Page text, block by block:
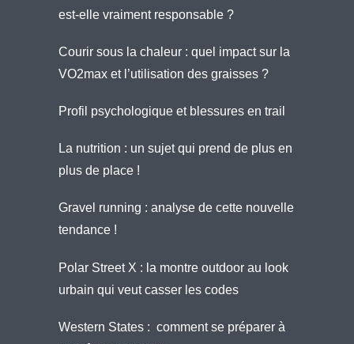
est-elle vraiment responsable ?
Courir sous la chaleur : quel impact sur la
VO2max et l’utilisation des graisses ?
Profil psychologique et blessures en trail
La nutrition : un sujet qui prend de plus en
plus de place !
Gravel running : analyse de cette nouvelle
tendance !
Polar Street X : la montre outdoor au look
urbain qui veut casser les codes
Western States : comment se préparer à